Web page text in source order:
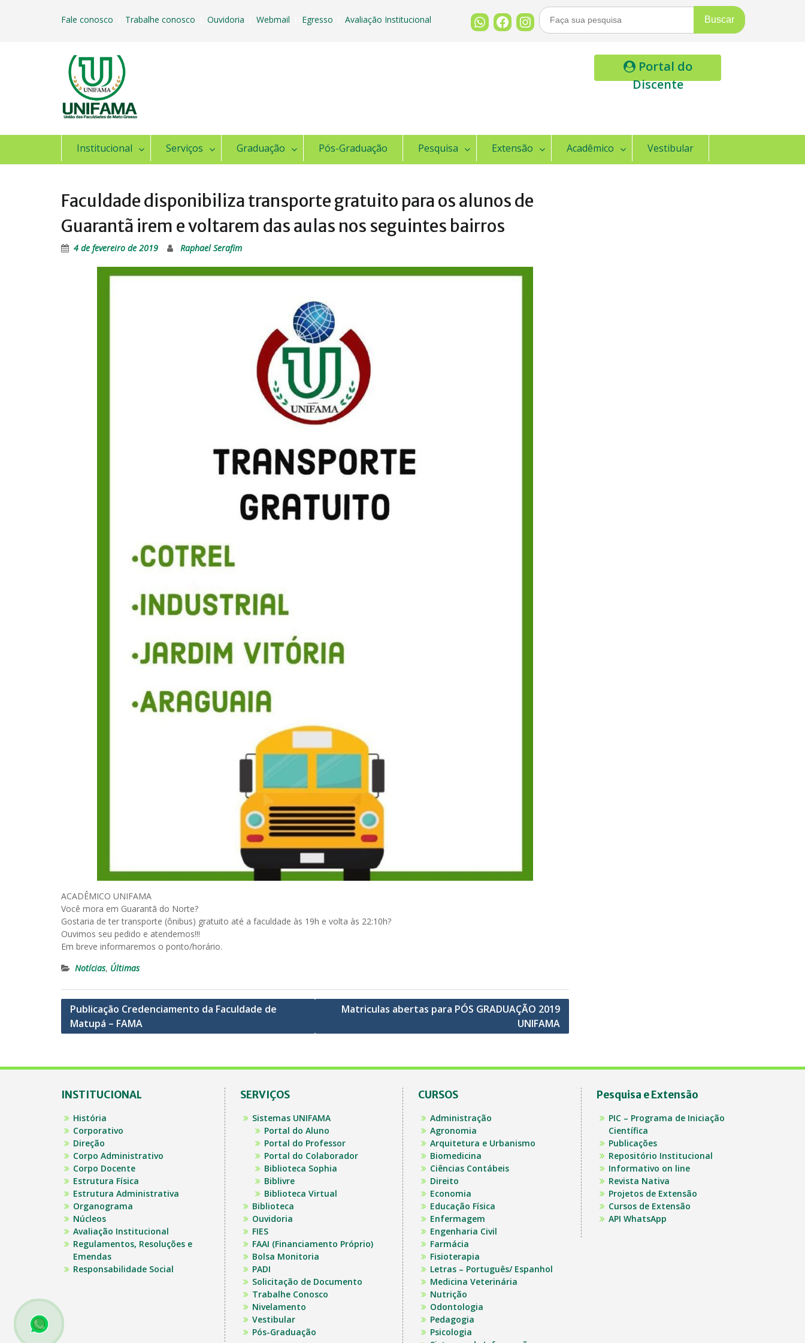
Fale conosco Trabalhe conosco Ouvidoria Webmail Egresso Avaliação Institucional
Buscar
Por:
Portal do
Discente
Institucional Serviços Graduação Pós-Graduação Pesquisa Extensão Acadêmico Vestibular
Faculdade disponibiliza transporte gratuito para os alunos de
Guarantã irem e voltarem das aulas nos seguintes bairros
4 de fevereiro de 2019 Raphael Serafim
ACADÊMICO UNIFAMA
Você mora em Guarantã do Norte?
Gostaria de ter transporte (ônibus) gratuito até a faculdade às 19h e volta às 22:10h?
Ouvimos seu pedido e atendemos!!!
Em breve informaremos o ponto/horário.
Notícias, Últimas
Navegação
de
Publicação Credenciamento da Faculdade de
Matupá – FAMA
Matriculas abertas para PÓS GRADUAÇÃO 2019
UNIFAMA
INSTITUCIONAL
História
Corporativo
Direção
Corpo Administrativo
Corpo Docente
Estrutura Física
Estrutura Administrativa
Organograma
Núcleos
Avaliação Institucional
Regulamentos, Resoluções e
Emendas
Responsabilidade Social
SERVIÇOS
Sistemas UNIFAMA
Portal do Aluno
Portal do Professor
Portal do Colaborador
Biblioteca Sophia
Biblivre
Biblioteca Virtual
Biblioteca
Ouvidoria
FIES
FAAI (Financiamento Próprio)
Bolsa Monitoria
PADI
Solicitação de Documento
Trabalhe Conosco
Nivelamento
Vestibular
Pós-Graduação
CURSOS
Administração
Agronomia
Arquitetura e Urbanismo
Biomedicina
Ciências Contábeis
Direito
Economia
Educação Física
Enfermagem
Engenharia Civil
Farmácia
Fisioterapia
Letras – Português/ Espanhol
Medicina Veterinária
Nutrição
Odontologia
Pedagogia
Psicologia
Pesquisa e Extensão
PIC – Programa de Iniciação
Científica
Publicações
Repositório Institucional
Informativo on line
Revista Nativa
Projetos de Extensão
Cursos de Extensão
API WhatsApp